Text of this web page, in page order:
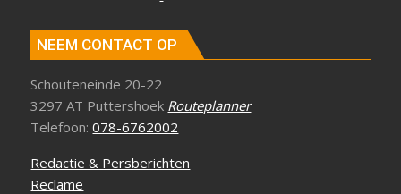
NEEM CONTACT OP
Schouteneinde 20-22
3297 AT Puttershoek Routeplanner
Telefoon:078-6762002
Redactie & Persberichten
Reclame